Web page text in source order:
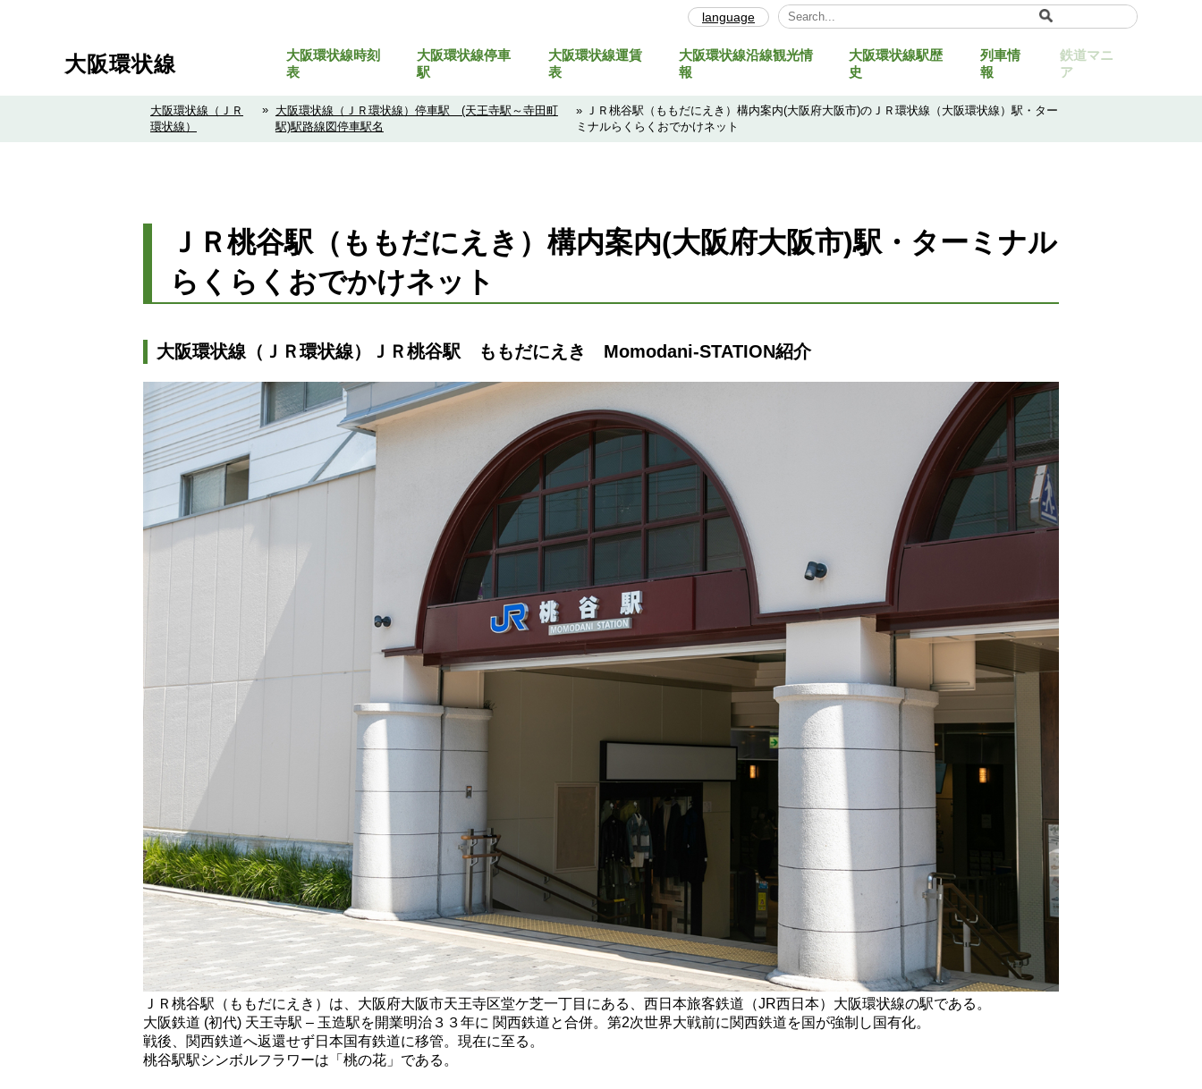
language
Select Language ▼
大阪環状線
大阪環状線時刻
表
大阪環状線停車
駅
大阪環状線運賃
表
大阪環状線沿線観光情
報
大阪環状線駅歴
史
列車情
報
鉄道マニ
ア
大阪環状線（ＪＲ
環状線）
»
大阪環状線（ＪＲ環状線）停車駅 (天王寺駅～寺田町
駅)駅路線図停車駅名
» ＪＲ桃谷駅（ももだにえき）構内案内(大阪府大阪市)のＪＲ環状線（大阪環状線）駅・ター
ミナルらくらくおでかけネット
ＪＲ桃谷駅（ももだにえき）構内案内(大阪府大阪市)駅・ターミナル
らくらくおでかけネット
大阪環状線（ＪＲ環状線）ＪＲ桃谷駅 ももだにえき Momodani-STATION紹介
ＪＲ桃谷駅（ももだにえき）は、大阪府大阪市天王寺区堂ケ芝一丁目にある、西日本旅客鉄道（JR西日本）大阪環状線の駅である。
大阪鉄道 (初代) 天王寺駅 – 玉造駅を開業明治３３年に 関西鉄道と合併。第2次世界大戦前に関西鉄道を国が強制し国有化。
戦後、関西鉄道へ返還せず日本国有鉄道に移管。現在に至る。
桃谷駅駅シンボルフラワーは「桃の花」である。